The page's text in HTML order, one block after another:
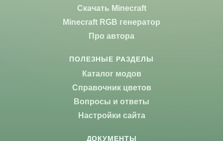
Скачать Minecraft
Minecraft RGB генератор
Про автора
ПОЛЕЗНЫЕ РАЗДЕЛЫ
Каталог модов
Справочник цветов
Вопросы и ответы
Настройки сайта
ДОКУМЕНТЫ